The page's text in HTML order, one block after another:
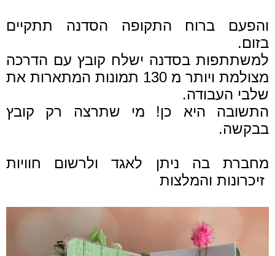
והפעם ברוח התקופה הסדנה תתקיים
בזום.
למשתתפות בסדנה ישלח קובץ עם הדרכה
מצולמת ויותר מ 130 תמונות המתארות את
שלבי העבודה.
התשובה היא כן! מי שתרצה רק קובץ
בבקשה.
מחברת בה ניתן לאגד ולרשום חוויות
זיכרונות והמלצות